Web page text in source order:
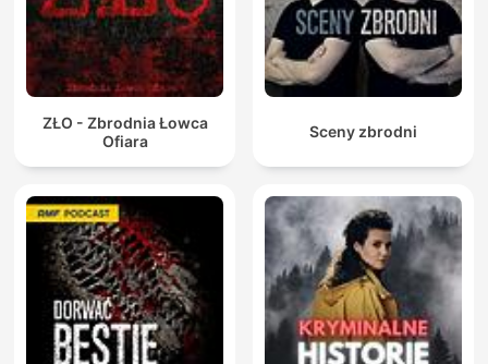
ZŁO - Zbrodnia Łowca
Ofiara
Sceny zbrodni